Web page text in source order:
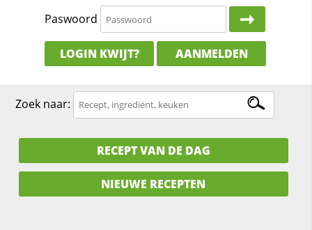
Paswoord
LOGIN KWIJT? AANMELDEN
Zoek naar:
RECEPT VAN DE DAG
NIEUWE RECEPTEN